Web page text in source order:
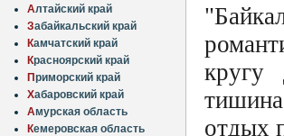
Алтайский край
Забайкальский край
Камчатский край
Красноярский край
Приморский край
Хабаровский край
Амурская область
Кемеровская область
кругу
отдых